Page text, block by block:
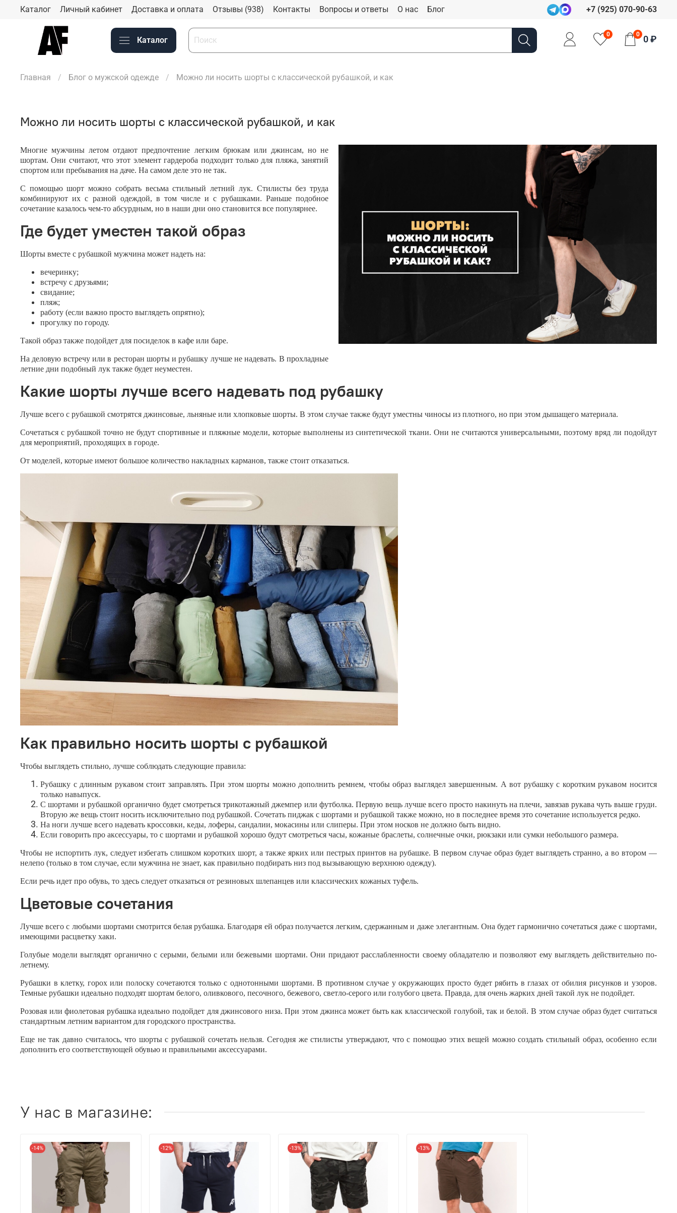
Каталог Личный кабинет Доставка и оплата Отзывы (938) Контакты Вопросы и ответы О нас Блог +7 (925) 070-90-63
Каталог
0 0 0 ₽
Главная Блог о мужской одежде Можно ли носить шорты с классической рубашкой, и как
Можно ли носить шорты с классической рубашкой, и как
Многие мужчины летом отдают предпочтение легким брюкам или джинсам, но не
шортам. Они считают, что этот элемент гардероба подходит только для пляжа, занятий
спортом или пребывания на даче. На самом деле это не так.
С помощью шорт можно собрать весьма стильный летний лук. Стилисты без труда
комбинируют их с разной одеждой, в том числе и с рубашками. Раньше подобное
сочетание казалось чем-то абсурдным, но в наши дни оно становится все популярнее.
Где будет уместен такой образ
Шорты вместе с рубашкой мужчина может надеть на:
вечеринку;
встречу с друзьями;
свидание;
пляж;
работу (если важно просто выглядеть опрятно);
прогулку по городу.
Такой образ также подойдет для посиделок в кафе или баре.
На деловую встречу или в ресторан шорты и рубашку лучше не надевать. В прохладные
летние дни подобный лук также будет неуместен.
Какие шорты лучше всего надевать под рубашку
Лучше всего с рубашкой смотрятся джинсовые, льняные или хлопковые шорты. В этом случае также будут уместны чиносы из плотного, но при этом дышащего материала.
Сочетаться с рубашкой точно не будут спортивные и пляжные модели, которые выполнены из синтетической ткани. Они не считаются универсальными, поэтому вряд ли подойдут
для мероприятий, проходящих в городе.
От моделей, которые имеют большое количество накладных карманов, также стоит отказаться.
Как правильно носить шорты с рубашкой
Чтобы выглядеть стильно, лучше соблюдать следующие правила:
Рубашку с длинным рукавом стоит заправлять. При этом шорты можно дополнить ремнем, чтобы образ выглядел завершенным. А вот рубашку с коротким рукавом носится
только навыпуск.
С шортами и рубашкой органично будет смотреться трикотажный джемпер или футболка. Первую вещь лучше всего просто накинуть на плечи, завязав рукава чуть выше груди.
Вторую же вещь стоит носить исключительно под рубашкой. Сочетать пиджак с шортами и рубашкой также можно, но в последнее время это сочетание используется редко.
На ноги лучше всего надевать кроссовки, кеды, лоферы, сандалии, мокасины или слиперы. При этом носков не должно быть видно.
Если говорить про аксессуары, то с шортами и рубашкой хорошо будут смотреться часы, кожаные браслеты, солнечные очки, рюкзаки или сумки небольшого размера.
Чтобы не испортить лук, следует избегать слишком коротких шорт, а также ярких или пестрых принтов на рубашке. В первом случае образ будет выглядеть странно, а во втором —
нелепо (только в том случае, если мужчина не знает, как правильно подбирать низ под вызывающую верхнюю одежду).
Если речь идет про обувь, то здесь следует отказаться от резиновых шлепанцев или классических кожаных туфель.
Цветовые сочетания
Лучше всего с любыми шортами смотрится белая рубашка. Благодаря ей образ получается легким, сдержанным и даже элегантным. Она будет гармонично сочетаться даже с шортами,
имеющими расцветку хаки.
Голубые модели выглядят органично с серыми, белыми или бежевыми шортами. Они придают расслабленности своему обладателю и позволяют ему выглядеть действительно по-
летнему.
Рубашки в клетку, горох или полоску сочетаются только с однотонными шортами. В противном случае у окружающих просто будет рябить в глазах от обилия рисунков и узоров.
Темные рубашки идеально подходят шортам белого, оливкового, песочного, бежевого, светло-серого или голубого цвета. Правда, для очень жарких дней такой лук не подойдет.
Розовая или фиолетовая рубашка идеально подойдет для джинсового низа. При этом джинса может быть как классической голубой, так и белой. В этом случае образ будет считаться
стандартным летним вариантом для городского пространства.
Еще не так давно считалось, что шорты с рубашкой сочетать нельзя. Сегодня же стилисты утверждают, что с помощью этих вещей можно создать стильный образ, особенно если
дополнить его соответствующей обувью и правильными аксессуарами.
У нас в магазине:
-14% -12% -13% -13%